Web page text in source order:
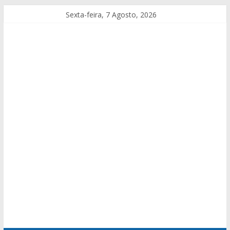
Sexta-feira, 7 Agosto, 2026